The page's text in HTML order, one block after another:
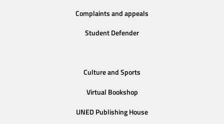
Complaints and appeals
Student Defender
Culture and Sports
Virtual Bookshop
UNED Publishing House